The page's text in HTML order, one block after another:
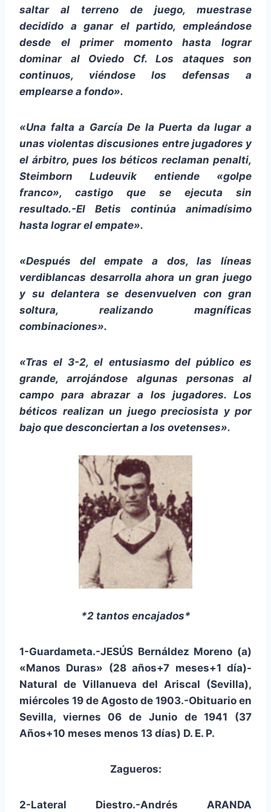
saltar al terreno de juego, muestrase
decidido a ganar el partido, empleándose
desde el primer momento hasta lograr
dominar al Oviedo Cf. Los ataques son
continuos, viéndose los defensas a
emplearse a fondo».
«Una falta a García De la Puerta da lugar a
unas violentas discusiones entre jugadores y
el árbitro, pues los béticos reclaman penalti,
Steimborn Ludeuvik entiende «golpe
franco», castigo que se ejecuta sin
resultado.-El Betis continúa animadísimo
hasta lograr el empate».
«Después del empate a dos, las líneas
verdiblancas desarrolla ahora un gran juego
y su delantera se desenvuelven con gran
soltura, realizando magníficas
combinaciones».
«Tras el 3-2, el entusiasmo del público es
grande, arrojándose algunas personas al
campo para abrazar a los jugadores. Los
béticos realizan un juego preciosista y por
bajo que desconciertan a los ovetenses».
*2 tantos encajados*
1-Guardameta.-JESÚS Bernáldez Moreno (a)
«Manos Duras» (28 años+7 meses+1 día)-
Natural de Villanueva del Ariscal (Sevilla),
miércoles 19 de Agosto de 1903.-Obituario en
Sevilla, viernes 06 de Junio de 1941 (37
Años+10 meses menos 13 días) D. E. P.
Zagueros:
2-Lateral Diestro.-Andrés ARANDA